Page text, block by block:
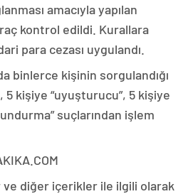
amacıyla yapılan
kontrol edildi. Kurallara
para cezası uygulandı.
binlerce kişinin sorgulandığı
kişiye “uyuşturucu”, 5 kişiye
suçlarından işlem
ve diğer içerikler ile ilgili olarak